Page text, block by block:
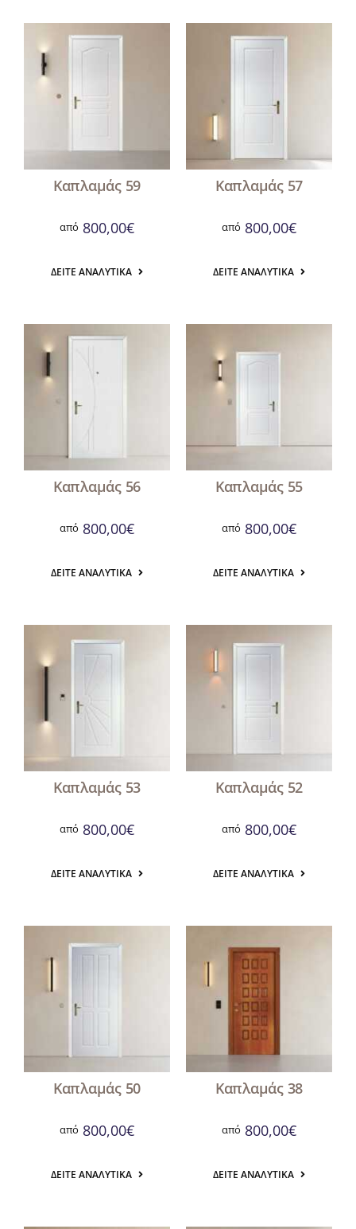
Καπλαμάς 59
από 800,00€
ΔΕΊΤΕ ΑΝΑΛΥΤΙΚΆ
Καπλαμάς 57
από 800,00€
ΔΕΊΤΕ ΑΝΑΛΥΤΙΚΆ
Καπλαμάς 56
από 800,00€
ΔΕΊΤΕ ΑΝΑΛΥΤΙΚΆ
Καπλαμάς 55
από 800,00€
ΔΕΊΤΕ ΑΝΑΛΥΤΙΚΆ
Καπλαμάς 53
από 800,00€
ΔΕΊΤΕ ΑΝΑΛΥΤΙΚΆ
Καπλαμάς 52
από 800,00€
ΔΕΊΤΕ ΑΝΑΛΥΤΙΚΆ
Καπλαμάς 50
από 800,00€
ΔΕΊΤΕ ΑΝΑΛΥΤΙΚΆ
Καπλαμάς 38
από 800,00€
ΔΕΊΤΕ ΑΝΑΛΥΤΙΚΆ